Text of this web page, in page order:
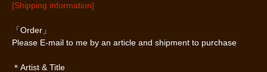
[Shipping information]
「Order」
Please E-mail to me by an article and shipment to purchase
＊Artist & Title